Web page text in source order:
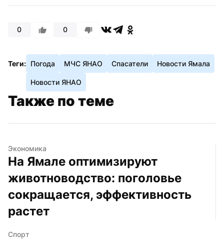
0 0
Теги: Погода МЧС ЯНАО Спасатели Новости Ямала
Новости ЯНАО
Также по теме
Экономика
На Ямале оптимизируют
животноводство: поголовье
сокращается, эффективность
растет
Спорт